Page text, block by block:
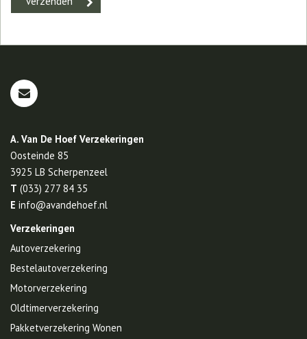
A. Van De Hoef Verzekeringen
Oosteinde 85
3925 LB Scherpenzeel
T (033) 277 84 35
E info@avandehoef.nl
Verzekeringen
Autoverzekering
Bestelautoverzekering
Motorverzekering
Oldtimerverzekering
Pakketverzekering Wonen